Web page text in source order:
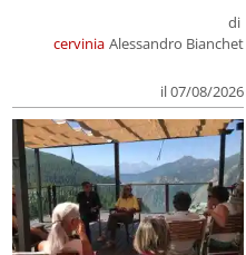
cervinia
di
Alessandro Bianchet
il 07/08/2026